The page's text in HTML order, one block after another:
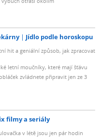
Jídlo podle horoskopu
hit a geniální způsob, jak zpracovat
letní moučníky, které mají šťávu
zvládnete připravit jen ze 3
filmy a seriály
v létě jsou jen pár hodin